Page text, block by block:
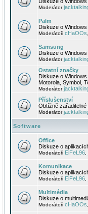
Moderátor
Palm
Diskuze o
Moderátoři cHaOOs
Samsung
Diskuze o
Moderátor
Ostatní značky
Diskuze o
Motorola, Symbol,
Moderátor
Příslušenství
Obtížně
Moderátor
Software
Office
Diskuze o
Moderátoři EiFeL96
Komunikace
Diskuze o
Moderátoři EiFeL96
Multimédia
Diskuze o
Moderátoři cHaOOs